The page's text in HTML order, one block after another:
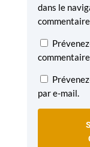
dans le
par e-mail.